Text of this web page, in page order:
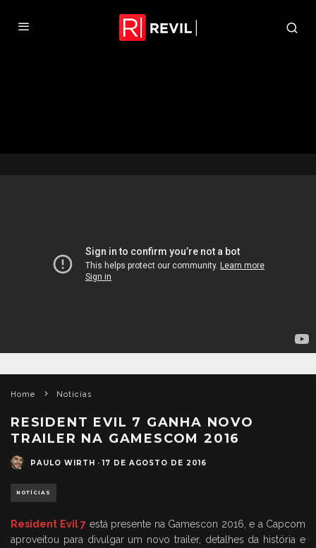
Home Notícias
RESIDENT EVIL 7 GANHA NOVO
TRAILER NA GAMESCOM 2016
PAULO WIRTH · 17 DE AGOSTO DE 2016
NOTÍCIAS
Resident Evil 7 está presente na Gamescon 2016, e a Capcom
aproveitou para divulgar um novo trailer, detalhes da história e